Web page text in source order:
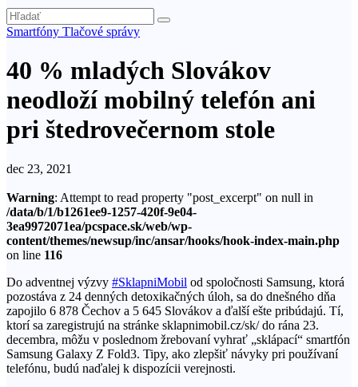
Smartfóny Tlačové správy
40 % mladých Slovákov
neodloží mobilný telefón ani
pri štedrovečernom stole
dec 23, 2021
Warning: Attempt to read property "post_excerpt" on null in
/data/b/1/b1261ee9-1257-420f-9e04-
3ea9972071ea/pcspace.sk/web/wp-
content/themes/newsup/inc/ansar/hooks/hook-index-main.php
on line 116
Do adventnej výzvy #SklapniMobil od spoločnosti Samsung, ktorá
pozostáva z 24 denných detoxikačných úloh, sa do dnešného dňa
zapojilo 6 878 Čechov a 5 645 Slovákov a ďalší ešte pribúdajú. Tí,
ktorí sa zaregistrujú na stránke sklapnimobil.cz/sk/ do rána 23.
decembra, môžu v poslednom žrebovaní vyhrať „sklápací“ smartfón
Samsung Galaxy Z Fold3. Tipy, ako zlepšiť návyky pri používaní
telefónu, budú naďalej k dispozícii verejnosti.